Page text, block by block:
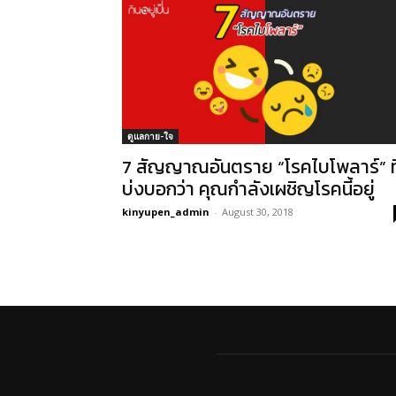
ดูแลกาย-ใจ
7 สัญญาณอันตราย “โรคไบโพลาร์”
บ่งบอกว่า คุณกำลังเผชิญโรคนี้อยู่
kinyupen_admin - August 30, 2018